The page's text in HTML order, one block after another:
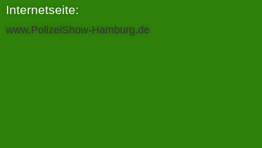
Internetseite:
www.PolizeiShow-Hamburg.de